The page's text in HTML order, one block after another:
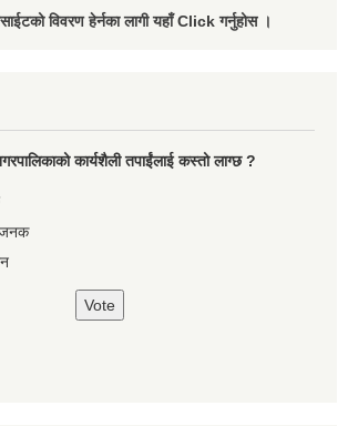
विवरण हेर्नका लागी यहाँ Click गर्नुहोस ।
कार्यशैली तपाईंलाई कस्तो लाग्छ ?